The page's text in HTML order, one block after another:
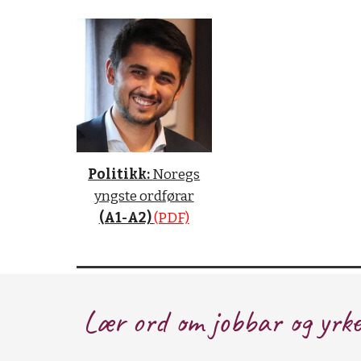
Politikk:Noregs
yngste ordførar
(A1-A2)(PDF)
Lær ord om jobbar og